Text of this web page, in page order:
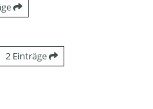
2 Einträge